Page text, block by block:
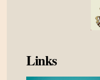
Links